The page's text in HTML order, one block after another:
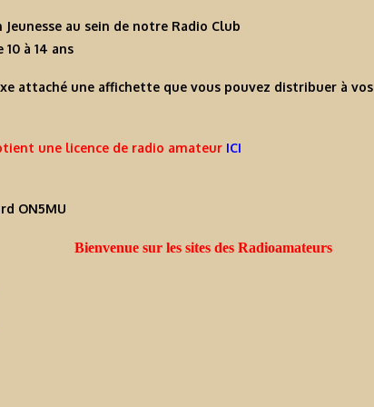
au sein de notre Radio Club
à 14 ans
attaché une affichette que vous pouvez distribuer à vos
une licence de radio amateur ICI
ON5MU
Bienvenue sur les sites des Radioamateurs